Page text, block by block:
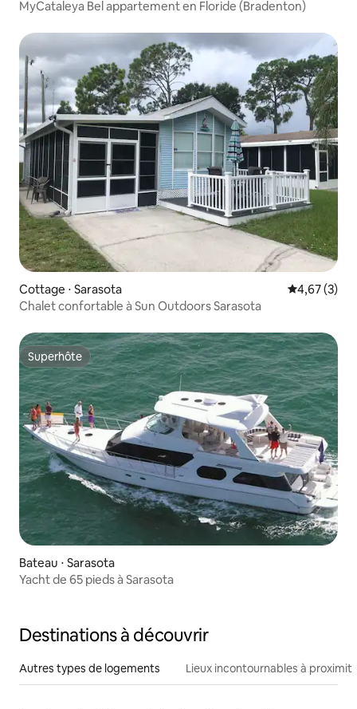
MyCataleya Bel appartement en Floride (Bradenton)
Cottage ⋅ Sarasota Évaluation
4,67 (3)
Chalet confortable à Sun Outdoors Sarasota
Superhôte
Superhôte
Bateau ⋅ Sarasota
Yacht de 65 pieds à Sarasota
Destinations à découvrir
Autres types de logements Lieux incontournables à